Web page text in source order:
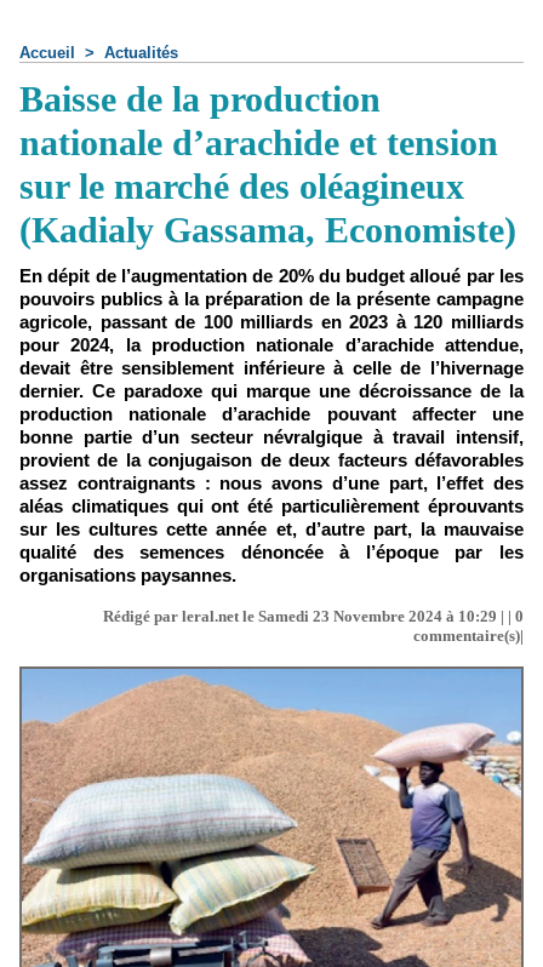
Accueil > Actualités
Baisse de la production
nationale d’arachide et tension
sur le marché des oléagineux
(Kadialy Gassama, Economiste)
En dépit de l’augmentation de 20% du budget alloué par les
pouvoirs publics à la préparation de la présente campagne
agricole, passant de 100 milliards en 2023 à 120 milliards
pour 2024, la production nationale d’arachide attendue,
devait être sensiblement inférieure à celle de l’hivernage
dernier. Ce paradoxe qui marque une décroissance de la
production nationale d’arachide pouvant affecter une
bonne partie d’un secteur névralgique à travail intensif,
provient de la conjugaison de deux facteurs défavorables
assez contraignants : nous avons d’une part, l’effet des
aléas climatiques qui ont été particulièrement éprouvants
sur les cultures cette année et, d’autre part, la mauvaise
qualité des semences dénoncée à l’époque par les
organisations paysannes.
Rédigé par leral.net le Samedi 23 Novembre 2024 à 10:29 | | 0
commentaire(s)|